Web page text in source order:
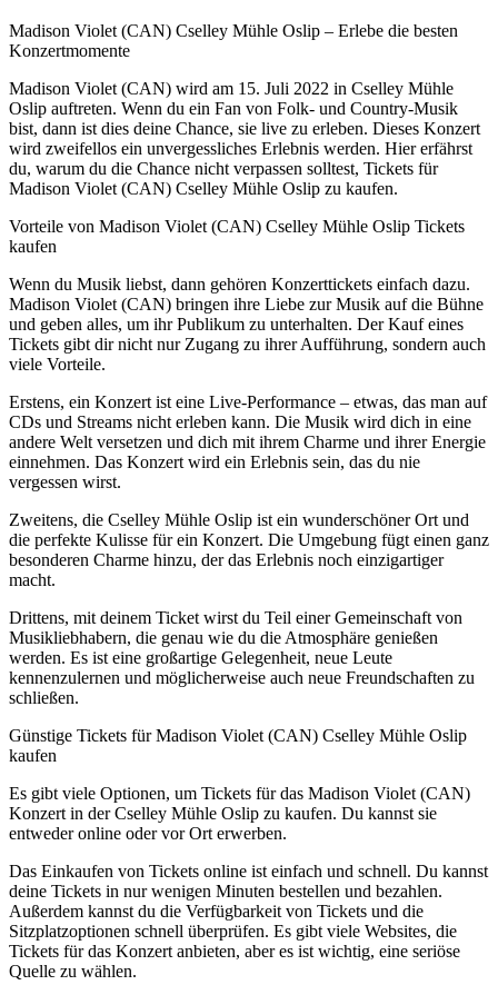
Madison Violet (CAN) Cselley Mühle Oslip – Erlebe die besten
Konzertmomente
Madison Violet (CAN) wird am 15. Juli 2022 in Cselley Mühle
Oslip auftreten. Wenn du ein Fan von Folk- und Country-Musik
bist, dann ist dies deine Chance, sie live zu erleben. Dieses Konzert
wird zweifellos ein unvergessliches Erlebnis werden. Hier erfährst
du, warum du die Chance nicht verpassen solltest, Tickets für
Madison Violet (CAN) Cselley Mühle Oslip zu kaufen.
Vorteile von Madison Violet (CAN) Cselley Mühle Oslip Tickets
kaufen
Wenn du Musik liebst, dann gehören Konzerttickets einfach dazu.
Madison Violet (CAN) bringen ihre Liebe zur Musik auf die Bühne
und geben alles, um ihr Publikum zu unterhalten. Der Kauf eines
Tickets gibt dir nicht nur Zugang zu ihrer Aufführung, sondern auch
viele Vorteile.
Erstens, ein Konzert ist eine Live-Performance – etwas, das man auf
CDs und Streams nicht erleben kann. Die Musik wird dich in eine
andere Welt versetzen und dich mit ihrem Charme und ihrer Energie
einnehmen. Das Konzert wird ein Erlebnis sein, das du nie
vergessen wirst.
Zweitens, die Cselley Mühle Oslip ist ein wunderschöner Ort und
die perfekte Kulisse für ein Konzert. Die Umgebung fügt einen ganz
besonderen Charme hinzu, der das Erlebnis noch einzigartiger
macht.
Drittens, mit deinem Ticket wirst du Teil einer Gemeinschaft von
Musikliebhabern, die genau wie du die Atmosphäre genießen
werden. Es ist eine großartige Gelegenheit, neue Leute
kennenzulernen und möglicherweise auch neue Freundschaften zu
schließen.
Günstige Tickets für Madison Violet (CAN) Cselley Mühle Oslip
kaufen
Es gibt viele Optionen, um Tickets für das Madison Violet (CAN)
Konzert in der Cselley Mühle Oslip zu kaufen. Du kannst sie
entweder online oder vor Ort erwerben.
Das Einkaufen von Tickets online ist einfach und schnell. Du kannst
deine Tickets in nur wenigen Minuten bestellen und bezahlen.
Außerdem kannst du die Verfügbarkeit von Tickets und die
Sitzplatzoptionen schnell überprüfen. Es gibt viele Websites, die
Tickets für das Konzert anbieten, aber es ist wichtig, eine seriöse
Quelle zu wählen.